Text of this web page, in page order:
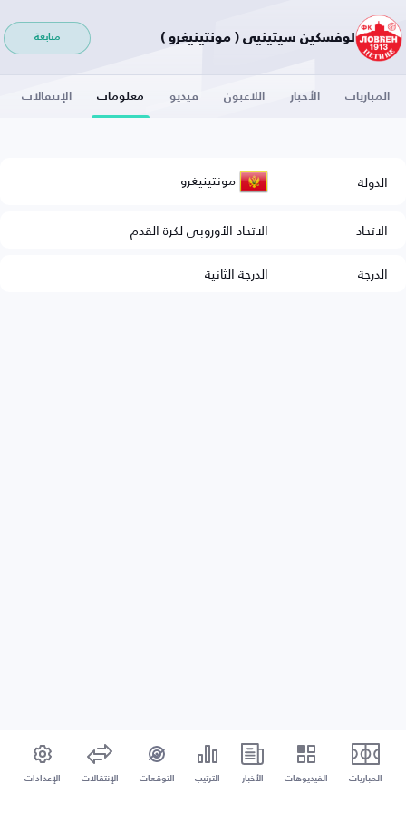
لوفسكين سيتينيي ( مونتينيغرو ) متابعة
المباريات الأخبار اللاعبون فيديو معلومات الإنتقالات
الدولة مونتينيغرو
الاتحاد
الاتحاد الأوروبي لكرة القدم
الدرجة
الدرجة الثانية
المباريات الفيديوهات الأخبار الترتيب التوقعات الإنتقالات الإعدادات